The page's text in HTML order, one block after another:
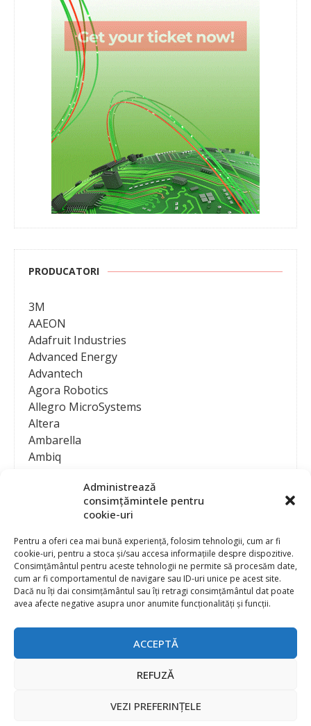
Administrează
consimțămintele pentru
cookie-uri
Pentru a oferi cea mai bună experiență, folosim tehnologii, cum ar fi
cookie-uri, pentru a stoca și/sau accesa informațiile despre dispozitive.
Consimțământul pentru aceste tehnologii ne permite să procesăm date,
cum ar fi comportamentul de navigare sau ID-uri unice pe acest site.
Dacă nu îți dai consimțământul sau îți retragi consimțământul dat poate
avea afecte negative asupra unor anumite funcționalități și funcții.
ACCEPTĂ
REFUZĂ
VEZI PREFERINȚELE
PRODUCATORI
3M
AAEON
Adafruit Industries
Advanced Energy
Advantech
Agora Robotics
Allegro MicroSystems
Altera
Ambarella
Ambiq
Analog Devices
Anritsu Corporation
Ansys
APS
Arduino
Arm
Asentics
ATEN International
ATTEND Technology
Contact
Publicitate
Abonament la revista “Electronica Azi”